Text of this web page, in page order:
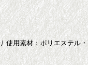
用素材：ポリエステル